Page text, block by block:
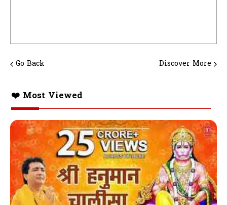
Go Back Discover More
❤️ Most Viewed